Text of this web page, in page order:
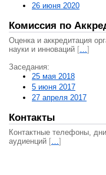
26 июня 2020
Комиссия по
Оценка и аккредитация
науки и инноваций […]
Заседания:
25 мая 2018
5 июня 2017
27 апреля 2017
Контакты
Контактные телефоны,
аудиенций […]